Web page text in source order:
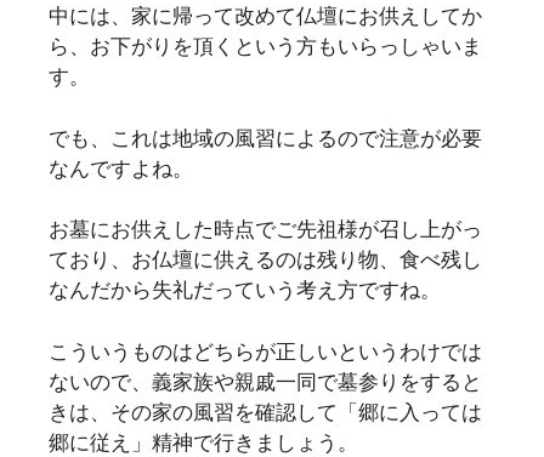
中には、家に帰って改めて仏壇にお供えしてか
ら、お下がりを頂くという方もいらっしゃいま
す。
でも、これは地域の風習によるので注意が必要
なんですよね。
お墓にお供えした時点でご先祖様が召し上がっ
ており、お仏壇に供えるのは残り物、食べ残し
なんだから失礼だっていう考え方ですね。
こういうものはどちらが正しいというわけでは
ないので、義家族や親戚一同で墓参りをすると
きは、その家の風習を確認して「郷に入っては
郷に従え」精神で行きましょう。